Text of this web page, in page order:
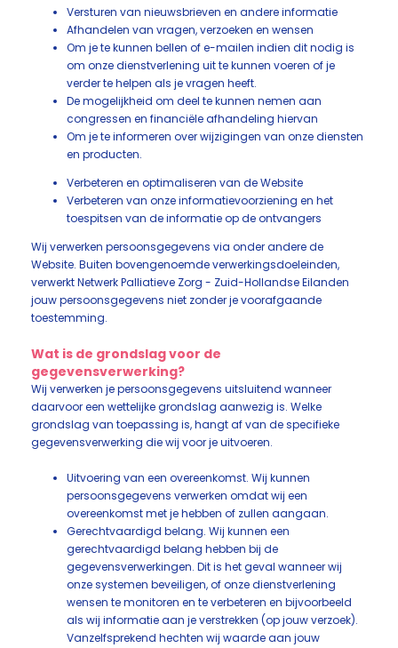
Versturen van nieuwsbrieven en andere informatie
Afhandelen van vragen, verzoeken en wensen
Om je te kunnen bellen of e-mailen indien dit nodig is
om onze dienstverlening uit te kunnen voeren of je
verder te helpen als je vragen heeft.
De mogelijkheid om deel te kunnen nemen aan
congressen en financiële afhandeling hiervan
Om je te informeren over wijzigingen van onze diensten
en producten.
Verbeteren en optimaliseren van de Website
Verbeteren van onze informatievoorziening en het
toespitsen van de informatie op de ontvangers
Wij verwerken persoonsgegevens via onder andere de
Website. Buiten bovengenoemde verwerkingsdoeleinden,
verwerkt Netwerk Palliatieve Zorg - Zuid-Hollandse Eilanden
jouw persoonsgegevens niet zonder je voorafgaande
toestemming.
Wat is de grondslag voor de
gegevensverwerking?
Wij verwerken je persoonsgegevens uitsluitend wanneer
daarvoor een wettelijke grondslag aanwezig is. Welke
grondslag van toepassing is, hangt af van de specifieke
gegevensverwerking die wij voor je uitvoeren.
Uitvoering van een overeenkomst. Wij kunnen
persoonsgegevens verwerken omdat wij een
overeenkomst met je hebben of zullen aangaan.
Gerechtvaardigd belang. Wij kunnen een
gerechtvaardigd belang hebben bij de
gegevensverwerkingen. Dit is het geval wanneer wij
onze systemen beveiligen, of onze dienstverlening
wensen te monitoren en te verbeteren en bijvoorbeeld
als wij informatie aan je verstrekken (op jouw verzoek).
Vanzelfsprekend hechten wij waarde aan jouw